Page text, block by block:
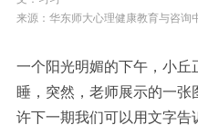
来源： 华东师大心理健康教育与咨询
一个阳光明媚的下午，小
睡，突然，老师展示的一
许下一期我们可以用文字